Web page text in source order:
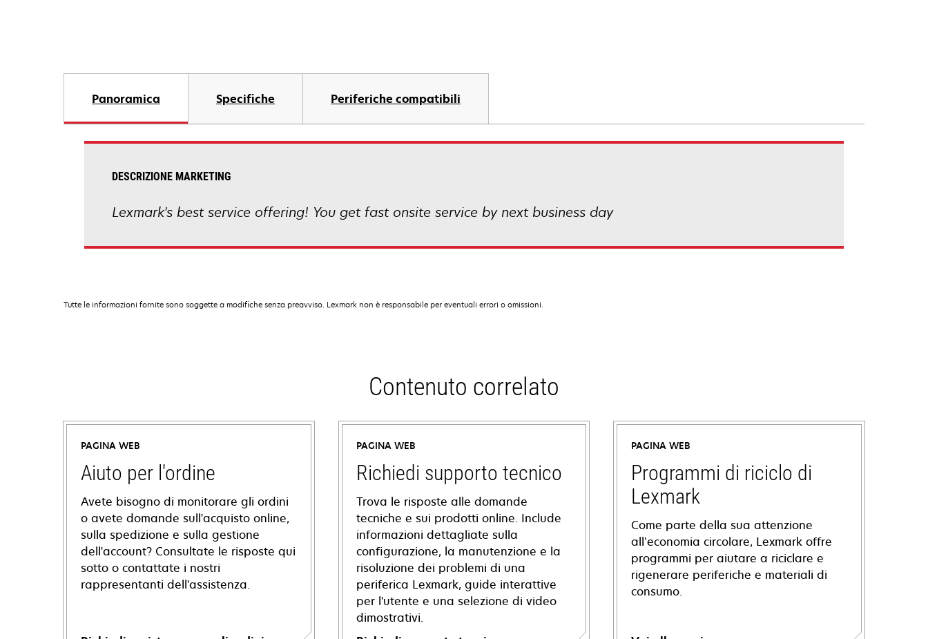
Panoramica Specifiche Periferiche compatibili
DESCRIZIONE MARKETING
Lexmark's best service offering! You get fast onsite service by next business day
Tutte le informazioni fornite sono soggette a modifiche senza preavviso. Lexmark non è responsabile per eventuali errori o omissioni.
Contenuto correlato
PAGINA WEB
Aiuto per l'ordine
Avete bisogno di monitorare gli ordini
o avete domande sull'acquisto online,
sulla spedizione e sulla gestione
dell'account? Consultate le risposte qui
sotto o contattate i nostri
rappresentanti dell'assistenza.
PAGINA WEB
Richiedi supporto tecnico
Trova le risposte alle domande
tecniche e sui prodotti online. Include
informazioni dettagliate sulla
configurazione, la manutenzione e la
risoluzione dei problemi di una
periferica Lexmark, guide interattive
per l'utente e una selezione di video
dimostrativi.
PAGINA WEB
Programmi di riciclo di
Lexmark
Come parte della sua attenzione
all’economia circolare, Lexmark offre
programmi per aiutare a riciclare e
rigenerare periferiche e materiali di
consumo.